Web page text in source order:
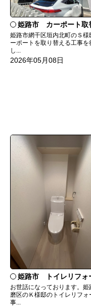
姫路市 カーポート取替え
姫路市網干区垣内北町のＳ様
ーポートを取り替える工事を
し...
2026年05月08日
姫路市 トイレリフォ
お世話になっております。姫
磨区のＫ様邸のトイレリフォ
事...